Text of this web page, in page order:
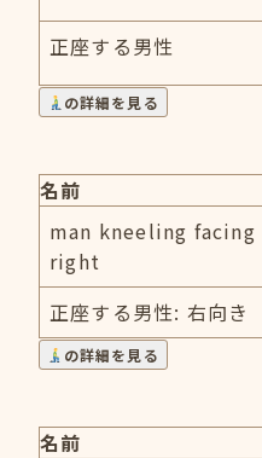
正座する男性
の詳細を見る
名前
man kneeling facing
right
正座する男性: 右向き
の詳細を見る
名前